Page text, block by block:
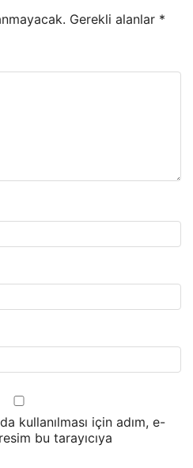
Gerekli alanlar *
kullanılması için adım, e-
bu tarayıcıya